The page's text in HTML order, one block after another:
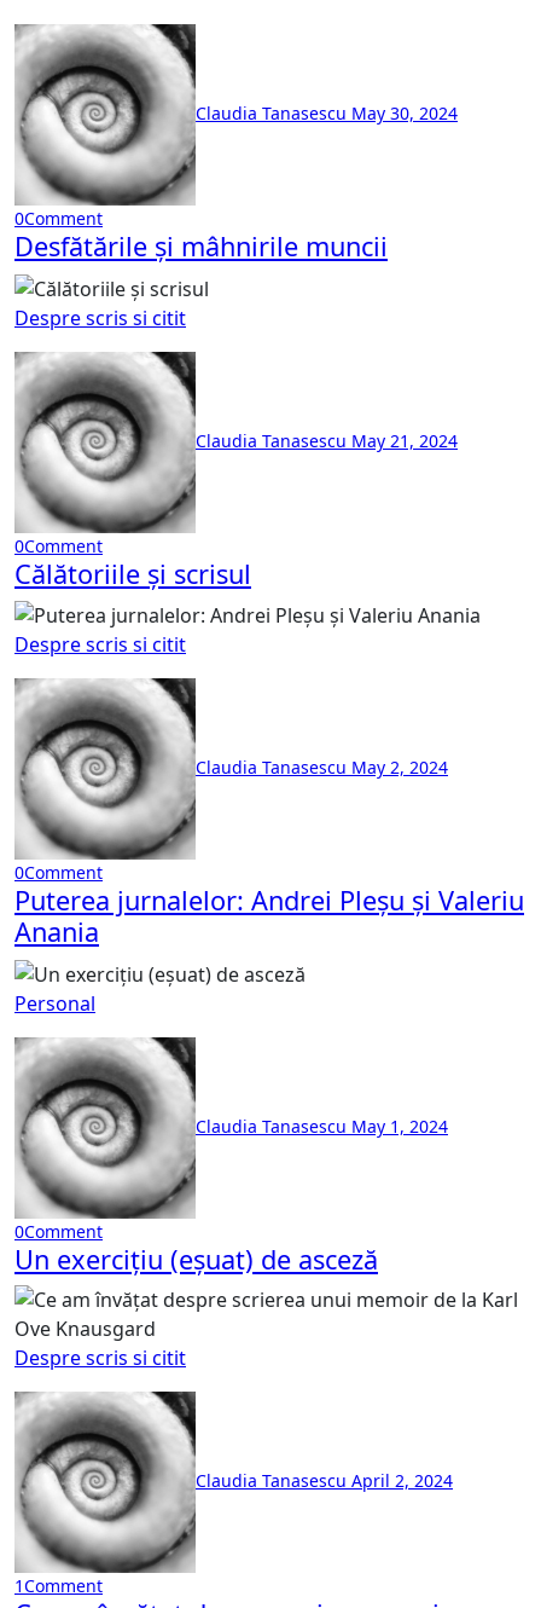
Claudia Tanasescu May 30, 2024
0Comment
Desfătările și mâhnirile muncii
Despre scris si citit
Claudia Tanasescu May 21, 2024
0Comment
Călătoriile și scrisul
Despre scris si citit
Claudia Tanasescu May 2, 2024
0Comment
Puterea jurnalelor: Andrei Pleșu și Valeriu
Anania
Personal
Claudia Tanasescu May 1, 2024
0Comment
Un exercițiu (eșuat) de asceză
Despre scris si citit
Claudia Tanasescu April 2, 2024
1Comment